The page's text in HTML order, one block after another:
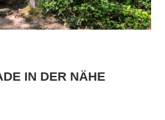
IN DER NÄHE